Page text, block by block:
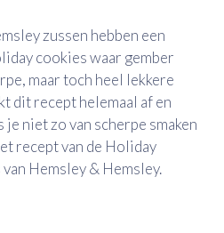
zussen hebben een
cookies waar gember
maar toch heel lekkere
dit recept helemaal af en
niet zo van scherpe smaken
recept van de Holiday
Hemsley & Hemsley.